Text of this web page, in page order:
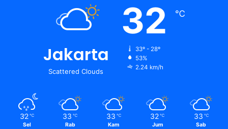
Jakarta
Scattered Clouds
32 ℃
33º - 28º
53%
2.24 km/h
32 ℃
Sel
33 ℃
Rab
33 ℃
Kam
32 ℃
Jum
33 ℃
Sab